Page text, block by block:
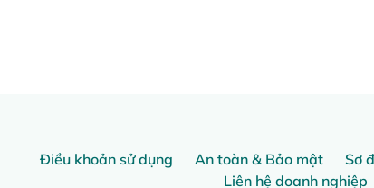
Điều khoản sử dụng An toàn & Bảo mật Sơ
Liên hệ doanh nghiệp